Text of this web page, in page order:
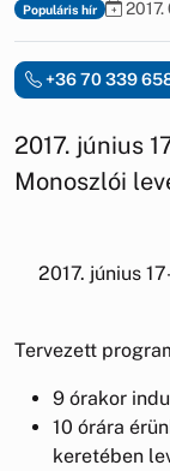
Populáris hír 2017.
+36 70 339
2017. június
Monoszlói
2017. június
Tervezett
9 órakor
10 órára
keretében